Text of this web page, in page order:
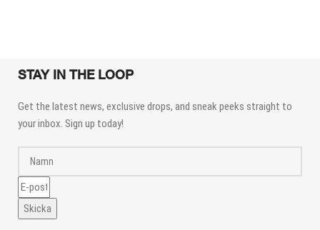
STAY IN THE LOOP
Get the latest news, exclusive drops, and sneak peeks straight to
your inbox. Sign up today!
Skicka